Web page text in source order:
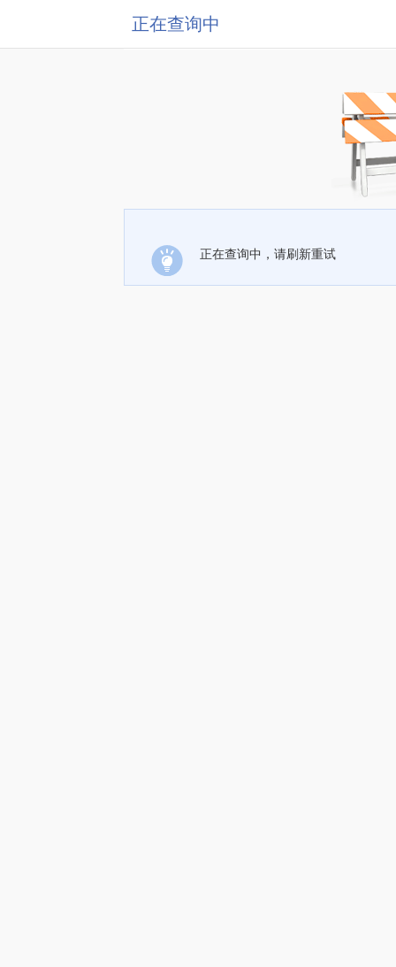
正在查询中
正在查询中，请刷新重试